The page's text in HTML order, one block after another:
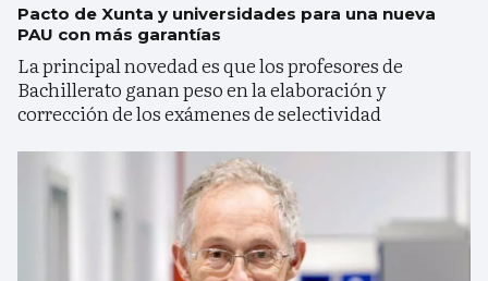
Pacto de Xunta y universidades para una nueva
PAU con más garantías
La principal novedad es que los profesores de
Bachillerato ganan peso en la elaboración y
corrección de los exámenes de selectividad